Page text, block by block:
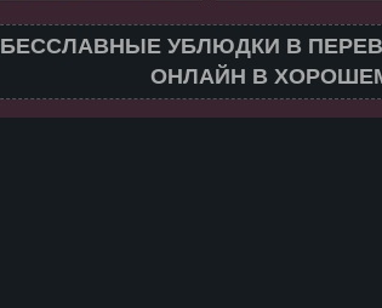
БЕССЛАВНЫЕ УБЛЮДКИ В
ОНЛАЙН В